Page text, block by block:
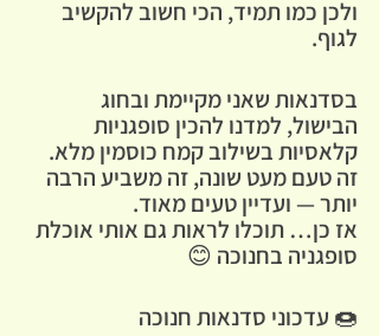
ולכן כמו תמיד, הכי חשוב להקשיב
לגוף.
בסדנאות שאני מקיימת ובחוג
הבישול, למדנו להכין סופגניות
קלאסיות בשילוב קמח כוסמין מלא.
זה טעם מעט שונה, זה משביע הרבה
יותר — ועדיין טעים מאוד.
אז כן… תוכלו לראות גם אותי אוכלת
סופגניה בחנוכה 😊
🍩 עדכוני סדנאות חנוכה